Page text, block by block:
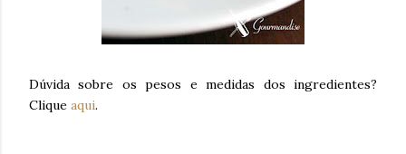
Dúvida sobre os pesos e medidas dos ingredientes?
Clique aqui.